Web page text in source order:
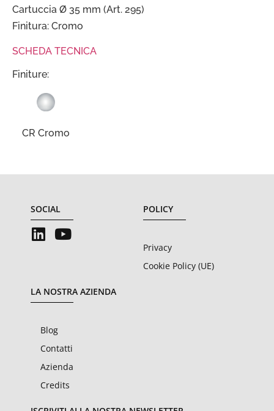
Cartuccia Ø 35 mm (Art. 295)
Finitura: Cromo
SCHEDA TECNICA
Finiture:
CR Cromo
SOCIAL POLICY
Privacy
Cookie Policy (UE)
LA NOSTRA AZIENDA
Blog
Contatti
Azienda
Credits